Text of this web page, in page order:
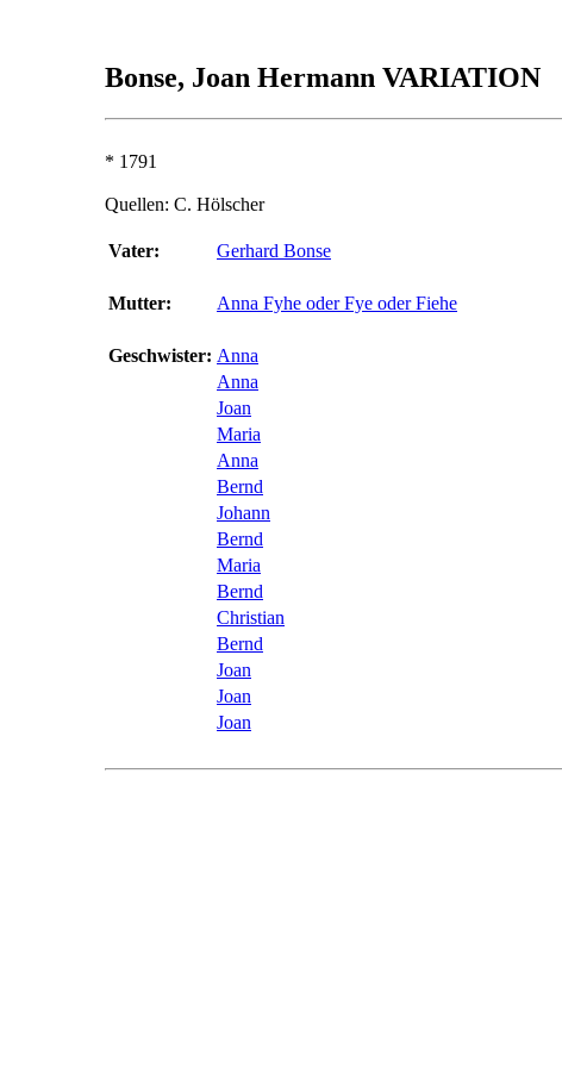
Bonse, Joan Hermann VARIATION
* 1791
Quellen: C. Hölscher
Vater: Gerhard Bonse
Mutter: Anna Fyhe oder Fye oder Fiehe
Geschwister: Anna
Anna
Joan
Maria
Anna
Bernd
Johann
Bernd
Maria
Bernd
Christian
Bernd
Joan
Joan
Joan